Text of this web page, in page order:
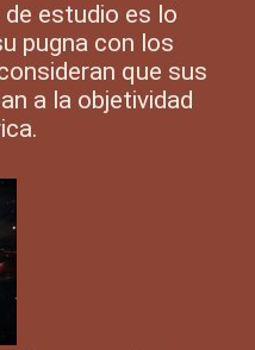
estudio es lo
pugna con los
que sus
a la objetividad